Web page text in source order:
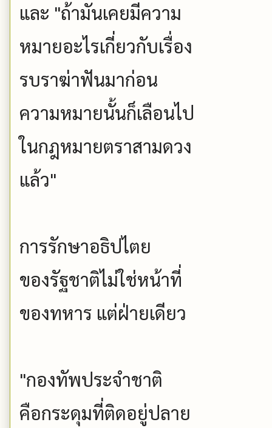
และ "ถ้ามันเคยมีความ
หมายอะไรเกี่ยวกับเรื่อง
รบราฆ่าฟันมาก่อน
ความหมายนั้นก็เลือนไป
ในกฎหมายตราสามดวง
แล้ว"
การรักษาอธิปไตย
ของรัฐชาติไม่ใช่หน้าที่
ของทหาร แต่ฝ่ายเดียว
"กองทัพประจำชาติ
คือกระดุมที่ติดอยู่ปลาย